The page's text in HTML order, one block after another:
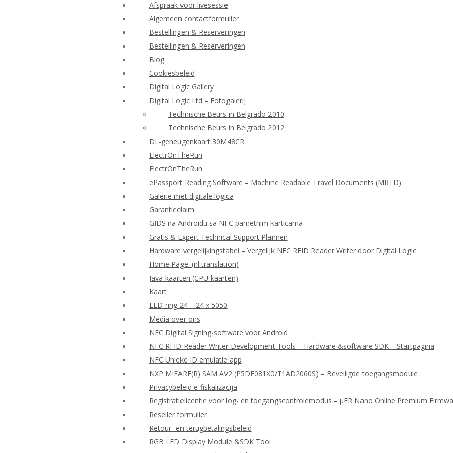
Afspraak voor livesessie
Algemeen contactformulier
Bestellingen & Reserveringen
Bestellingen & Reserveringen
Blog
Cookiesbeleid
Digital Logic Gallery
Digital Logic Ltd – Fotogalerij
Technische Beurs in Belgrado 2010
Technische Beurs in Belgrado 2012
DL-geheugenkaart 30M48CR
ElectrOnTheRun
ElectrOnTheRun
ePassport Reading Software – Machine Readable Travel Documents (MRTD)
Galerie met digitale logica
Garantieclaim
GIDS na Androidu sa NFC pametnim karticama
Gratis & Expert Technical Support Plannen
Hardware vergelijkingstabel – Vergelijk NFC RFID Reader Writer door Digital Logic
Home Page: (nl translation)
Java-kaarten (CPU-kaarten)
Kaart
LED-ring 24 – 24 x 5050
Media over ons
NFC Digital Signing-software voor Android
NFC RFID Reader Writer Development Tools – Hardware &software SDK – Startpagina
NFC Unieke ID emulatie app
NXP MIFARE(R) SAM AV2 (P5DF081X0/T1AD2060S) – Beveiligde toegangsmodule
Privacybeleid e-fiskalizacija
Registratielicentie voor log- en toegangscontrolemodus – μFR Nano Online Premium
Reseller formulier
Retour- en terugbetalingsbeleid
RGB LED Display Module &SDK Tool